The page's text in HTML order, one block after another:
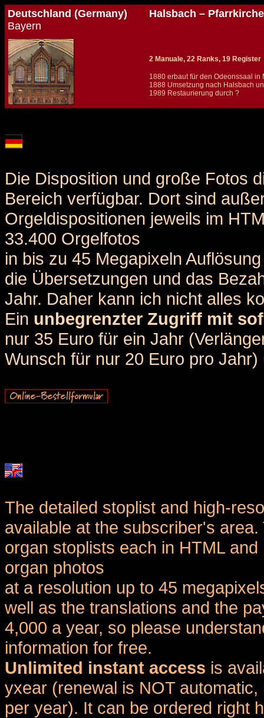
Deutschland (Germany)
Bayern
Halsbach – Pfarrkirche
2 Manuale, 22 Ranks, 19 Register
1880 erbaut für den Odeonssaal in
1888 Umsetzung nach Halsbach
1989 Restaurierung durch ?
Die Disposition und große Fotos
Bereich verfügbar. Dort sind
Orgeldispositionen jeweils im
33.400 Orgelfotos
in bis zu 45 Megapixeln
die Übersetzungen und das
Jahr. Daher kann ich nicht alles
Ein unbegrenzter Zugriff mit
nur 35 Euro für ein Jahr
Wunsch für nur 20 Euro pro
The detailed stoplist and high-
available at the subscriber's
organ stoplists each in HTML
organ photos
at a resolution up to 45
well as the translations and the
4,000 a year, so please
information for free.
Unlimited instant access is
yxear (renewal is NOT
per year). It can be ordered right